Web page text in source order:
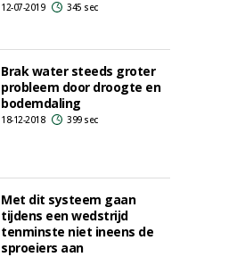
12-07-2019 345 sec
Brak water steeds groter
probleem door droogte en
bodemdaling
18-12-2018 399 sec
Met dit systeem gaan
tijdens een wedstrijd
tenminste niet ineens de
sproeiers aan